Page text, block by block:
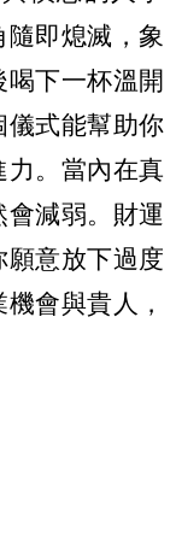
即熄滅，象
下一杯溫開
儀式能幫助你
力。當內在真
減弱。財運
願意放下過度
會與貴人，